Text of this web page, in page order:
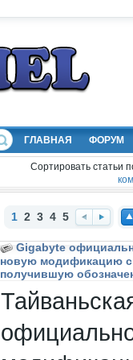
ГЛАВНАЯ ФОРУМ
Сортировать статьи
1 2 3 4 5
ад
ред
Gigabyte
новую модификацию
получившую